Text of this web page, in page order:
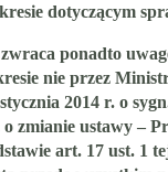
dotyczącym
ponadto
nie przez
2014 r. o
zmianie ustawy –
art. 17 ust. 1